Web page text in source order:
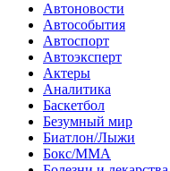
Автоновости
Автособытия
Автоспорт
Автоэксперт
Актеры
Аналитика
Баскетбол
Безумный мир
Биатлон/Лыжи
Бокс/MMA